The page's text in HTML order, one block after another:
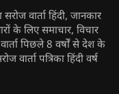
वार्ता हिंदी, जानकार
के लिए समाचार, विचार
पिछले 8 वर्षों से देश के
वार्ता पत्रिका हिंदी वर्ष